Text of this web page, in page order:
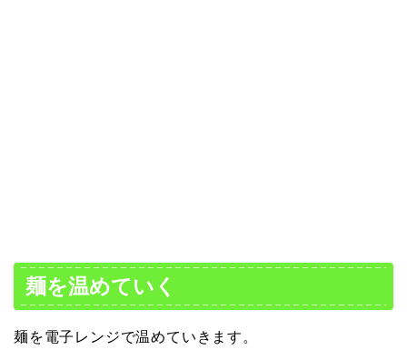
麺を温めていく
麺を電子レンジで温めていきます。